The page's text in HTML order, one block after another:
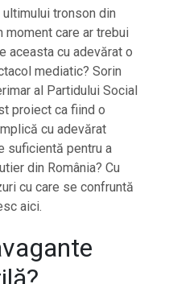
tronson din
moment care ar trebui
aceasta cu adevărat o
mediatic? Sorin
al Partidului Social
proiect ca fiind o
cu adevărat
suficientă pentru a
din România? Cu
cu care se confruntă
aici.